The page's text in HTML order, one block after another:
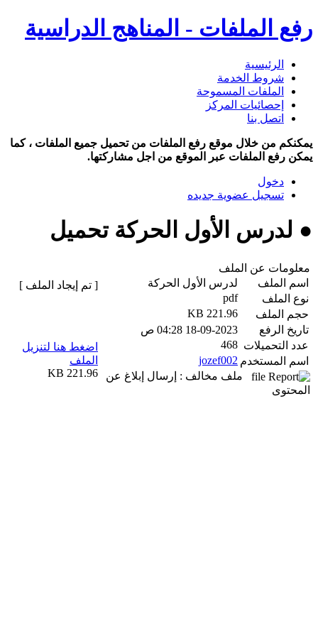
رفع الملفات - المناهج الدراسية
الرئيسية
شروط الخدمة
الملفات المسموحة
إحصائيات المركز
اتصل بنا
يمكنكم من خلال موقع رفع الملفات من تحميل جميع الملفات ، كما
يمكن رفع الملفات عبر الموقع من اجل مشاركتها.
دخول
تسجيل عضوية جديده
● لدرس الأول الحركة تحميل
معلومات عن الملف
اسم الملف
لدرس الأول الحركة
نوع الملف
pdf
حجم الملف
221.96 KB
تاريخ الرفع
18-09-2023 04:28 ص
عدد التحميلات 468
اسم المستخدم jozef002
ملف مخالف : إرسال إبلاغ عن
المحتوى
[ تم إيجاد الملف ]
اضغط هنا لتنزيل
الملف
221.96 KB